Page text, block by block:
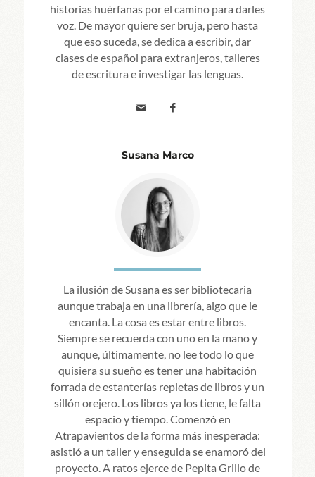
historias huérfanas por el camino para darles
voz. De mayor quiere ser bruja, pero hasta
que eso suceda, se dedica a escribir, dar
clases de español para extranjeros, talleres
de escritura e investigar las lenguas.
Susana Marco
La ilusión de Susana es ser bibliotecaria
aunque trabaja en una librería, algo que le
encanta. La cosa es estar entre libros.
Siempre se recuerda con uno en la mano y
aunque, últimamente, no lee todo lo que
quisiera su sueño es tener una habitación
forrada de estanterías repletas de libros y un
sillón orejero. Los libros ya los tiene, le falta
espacio y tiempo. Comenzó en
Atrapavientos de la forma más inesperada:
asistió a un taller y enseguida se enamoró del
proyecto. A ratos ejerce de Pepita Grillo de